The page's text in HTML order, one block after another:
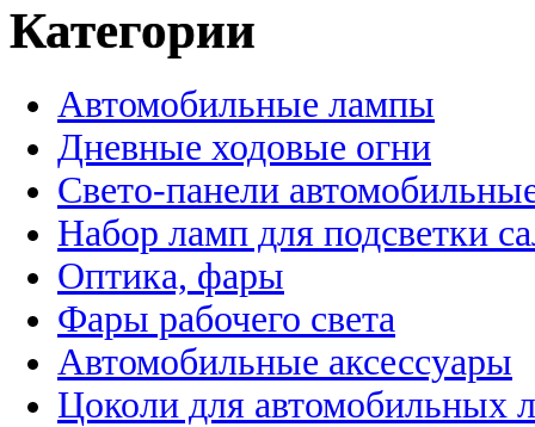
Категории
Автомобильные лампы
Дневные ходовые огни
Свето-панели
Набор ламп для подсветки
Оптика, фары
Фары рабочего света
Автомобильные аксессуары
Цоколи для автомобильных